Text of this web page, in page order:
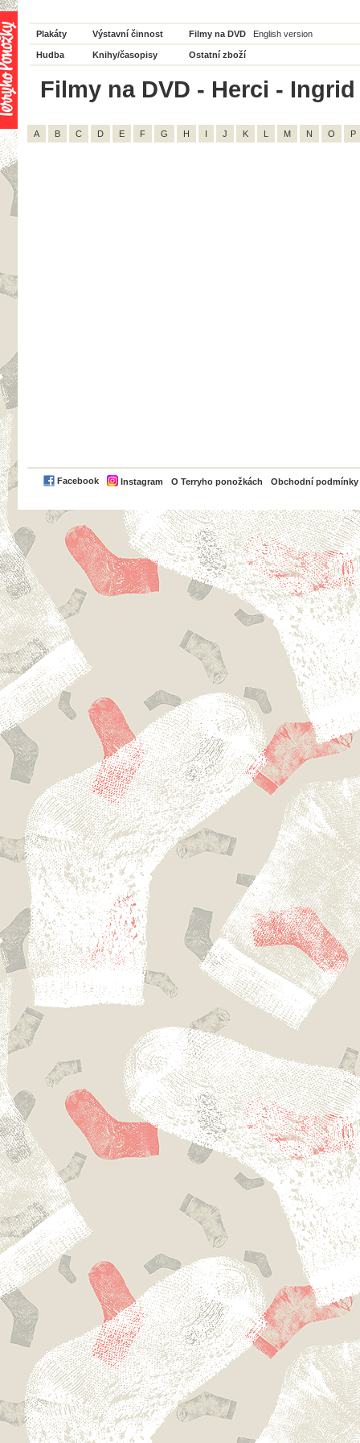
Plakáty Výstavní činnost Filmy na DVD English version
Hudba Knihy/časopisy Ostatní zboží
Filmy na DVD - Herci -
A B C D E F G H I J K L M N O P
Facebook Instagram O Terryho ponožkách Obchodní podmínky
PayPal